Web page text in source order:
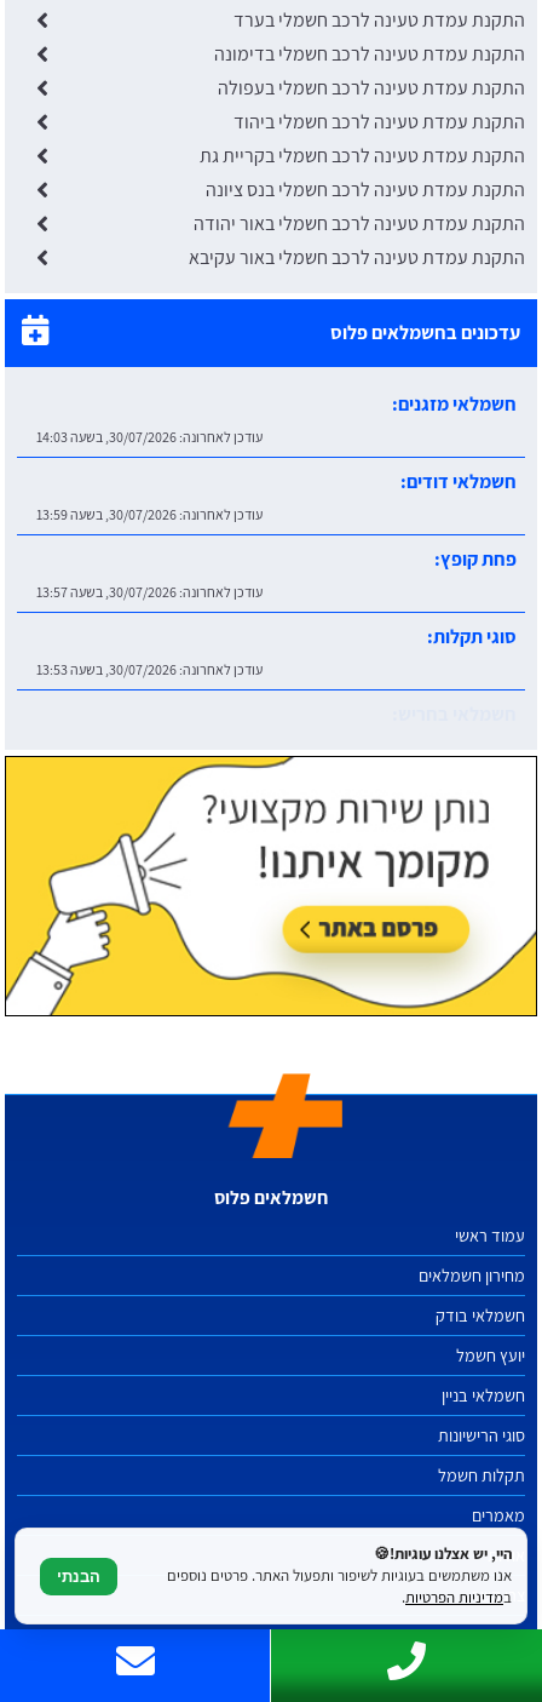
התקנת עמדת טעינה לרכב חשמלי בערד
התקנת עמדת טעינה לרכב חשמלי בדימונה
התקנת עמדת טעינה לרכב חשמלי בעפולה
התקנת עמדת טעינה לרכב חשמלי ביהוד
התקנת עמדת טעינה לרכב חשמלי בקריית גת
התקנת עמדת טעינה לרכב חשמלי בנס ציונה
התקנת עמדת טעינה לרכב חשמלי באור יהודה
התקנת עמדת טעינה לרכב חשמלי באור עקיבא
עדכונים בחשמלאים פלוס
חשמלאי מזגנים:
עודכן לאחרונה: 30/07/2026, בשעה 14:03
חשמלאי דודים:
עודכן לאחרונה: 30/07/2026, בשעה 13:59
פחת קופץ:
עודכן לאחרונה: 30/07/2026, בשעה 13:57
סוגי תקלות:
עודכן לאחרונה: 30/07/2026, בשעה 13:53
חשמלאים פלוס
עמוד ראשי
מחירון חשמלאים
חשמלאי בודק
יועץ חשמל
חשמלאי בניין
סוגי הרישיונות
תקלות חשמל
מאמרים
אודות
צרו קשר
תנאי השימוש
מדיניות הפרטיות
היי, יש אצלנו עוגיות!🍪
אנו משתמשים בעוגיות לשיפור ותפעול האתר. פרטים נוספים
במדיניות הפרטיות.
הבנתי